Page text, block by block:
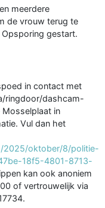
meerdere
de vrouw terug te
gestart.
in contact met
ringdoor/dashcam-
in
Vul dan het
2025/oktober/8/politie-
18f5-4801-8713-
kan ook anoniem
of vertrouwelijk via